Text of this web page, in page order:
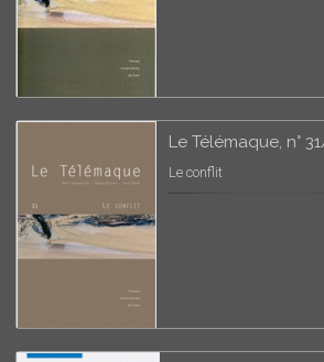
Le Télémaque, n°
Le conflit